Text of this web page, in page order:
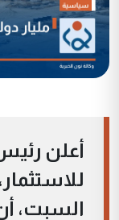
أعلن
السبت،